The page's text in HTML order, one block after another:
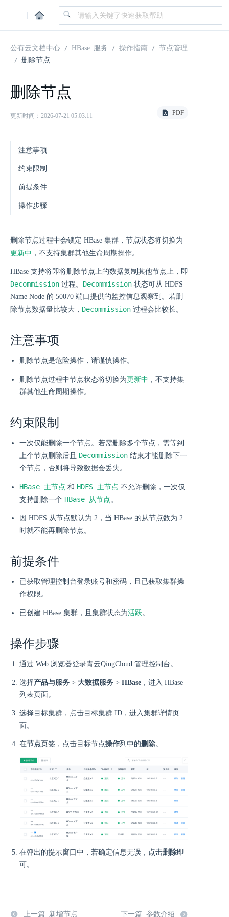
|
公有云文档中心 HBase 服务 操作指南
节点管理
删除节点
删除节点
更新时间：2026-07-21 05:03:11 PDF
注意事项
约束限制
前提条件
操作步骤
删除节点过程中会锁定 HBase 集群，节点状态将切换为
更新中 ，不支持集群其他生命周期操作。
HBase 支持将即将删除节点上的数据复制其他节点上，即
Decommission 过程。 Decommission 状态可从 HDFS
Name Node 的 50070 端口提供的监控信息观察到。若删
除节点数据量比较大， Decommission 过程会比较长。
注意事项
删除节点是危险操作，请谨慎操作。
删除节点过程中节点状态将切换为更新中 ，不支持集
群其他生命周期操作。
约束限制
一次仅能删除一个节点。若需删除多个节点，需等到
上个节点删除后且 Decommission 结束才能删除下一
个节点，否则将导致数据会丢失。
HBase 主节点 和 HDFS 主节点 不允许删除，一次仅
支持删除一个 HBase 从节点。
因 HDFS 从节点默认为 2，当 HBase 的从节点数为 2
时就不能再删除节点。
前提条件
已获取管理控制台登录账号和密码，且已获取集群操
作权限。
已创建 HBase 集群，且集群状态为活跃。
操作步骤
通过 Web 浏览器登录青云QingCloud 管理控制台。
选择产品与服务 > 大数据服务 > HBase ，进入 HBase
列表页面。
选择目标集群，点击目标集群 ID，进入集群详情页
面。
在节点页签，点击目标节点操作列中的删除。
在弹出的提示窗口中，若确定信息无误，点击删除即
可。
上一篇: 新增节点 下一篇: 参数介绍